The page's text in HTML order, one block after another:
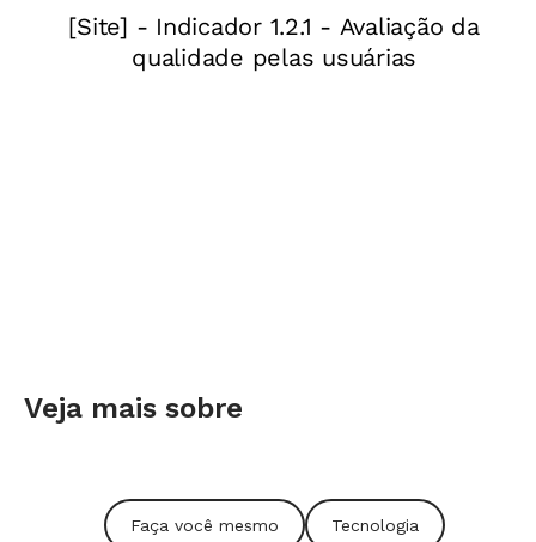
preferências e a área “Educação hoje”, com as
notícias mais atuais do cenário educacional. O
fizemos para colher sua opinião, críticas e
elogios. Continue nos ajudando a construir um
Veja mais sobre
Faça você mesmo Tecnologia